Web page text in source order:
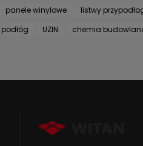
panele winylowe listwy
UZIN
chemia